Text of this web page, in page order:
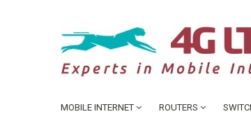
MOBILE INTERNET ROUTERS